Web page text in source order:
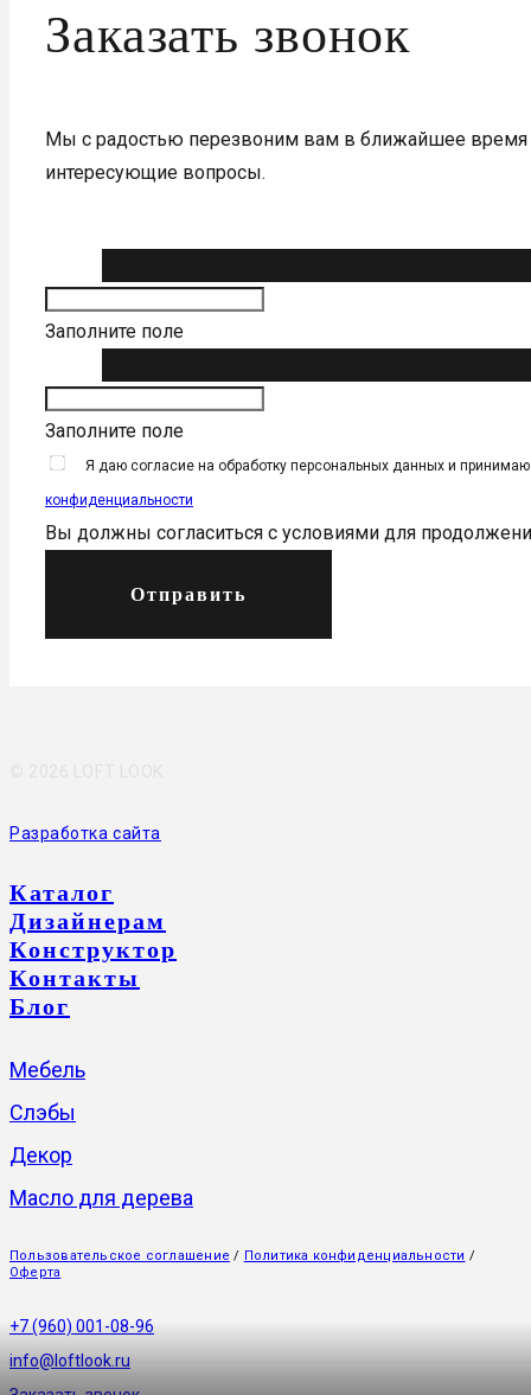
Заказать звонок
Мы с радостью перезвоним вам в ближайшее время
интересующие вопросы.
Заполните поле
Заполните поле
Я даю согласие на обработку персональных данных и
конфиденциальности
Вы должны согласиться с условиями для
Отправить
Разработка сайта
Каталог
Дизайнерам
Конструктор
Контакты
Блог
Мебель
Слэбы
Декор
Масло для дерева
Пользовательское соглашение / Политика конфиденциальности /
Оферта
+7 (960) 001-08-96
info@loftlook.ru